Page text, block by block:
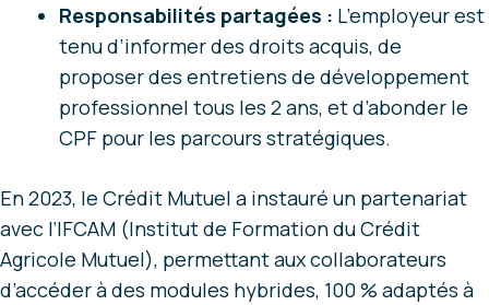
Responsabilités partagées : L’employeur est
tenu d’informer des droits acquis, de
proposer des entretiens de développement
professionnel tous les 2 ans, et d’abonder le
CPF pour les parcours stratégiques.
En 2023, le Crédit Mutuel a instauré un partenariat
avec l’IFCAM (Institut de Formation du Crédit
Agricole Mutuel), permettant aux collaborateurs
d’accéder à des modules hybrides, 100 % adaptés à